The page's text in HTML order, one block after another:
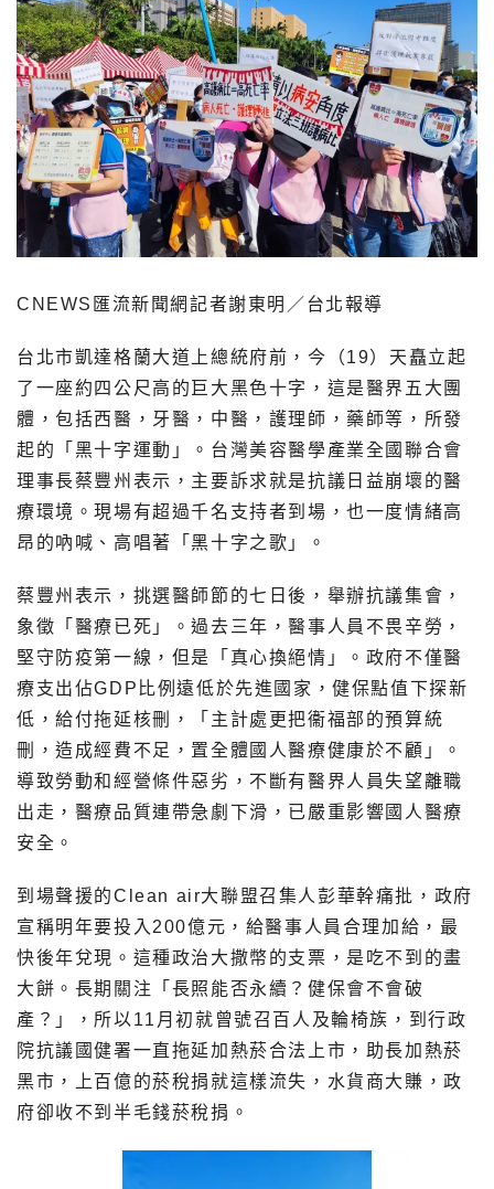
CNEWS匯流新聞網記者謝東明／台北報導
台北市凱達格蘭大道上總統府前，今（19）天矗立起
了一座約四公尺高的巨大黑色十字，這是醫界五大團
體，包括西醫，牙醫，中醫，護理師，藥師等，所發
起的「黑十字運動」。台灣美容醫學產業全國聯合會
理事長蔡豐州表示，主要訴求就是抗議日益崩壞的醫
療環境。現場有超過千名支持者到場，也一度情緒高
昂的吶喊、高唱著「黑十字之歌」。
蔡豐州表示，挑選醫師節的七日後，舉辦抗議集會，
象徵「醫療已死」。過去三年，醫事人員不畏辛勞，
堅守防疫第一線，但是「真心換絕情」。政府不僅醫
療支出佔GDP比例遠低於先進國家，健保點值下探新
低，給付拖延核刪，「主計處更把衞福部的預算統
刪，造成經費不足，置全體國人醫療健康於不顧」。
導致勞動和經營條件惡劣，不斷有醫界人員失望離職
出走，醫療品質連帶急劇下滑，已嚴重影響國人醫療
安全。
到場聲援的Clean air大聯盟召集人彭華幹痛批，政府
宣稱明年要投入200億元，給醫事人員合理加給，最
快後年兌現。這種政治大撒幣的支票，是吃不到的畫
大餅。長期關注「長照能否永續？健保會不會破
產？」，所以11月初就曾號召百人及輪椅族，到行政
院抗議國健署一直拖延加熱菸合法上市，助長加熱菸
黑市，上百億的菸稅捐就這樣流失，水貨商大賺，政
府卻收不到半毛錢菸稅捐。